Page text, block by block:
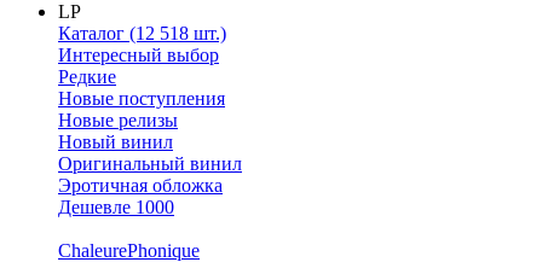
LP
Каталог (12 518 шт.)
Интересный выбор
Редкие
Новые поступления
Новые релизы
Новый винил
Оригинальный винил
Эротичная обложка
Дешевле 1000
ChaleurePhonique